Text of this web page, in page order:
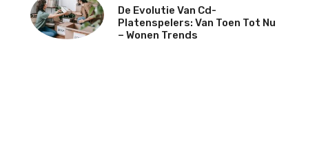
De Evolutie Van Cd-
Platenspelers: Van Toen Tot Nu
– Wonen Trends